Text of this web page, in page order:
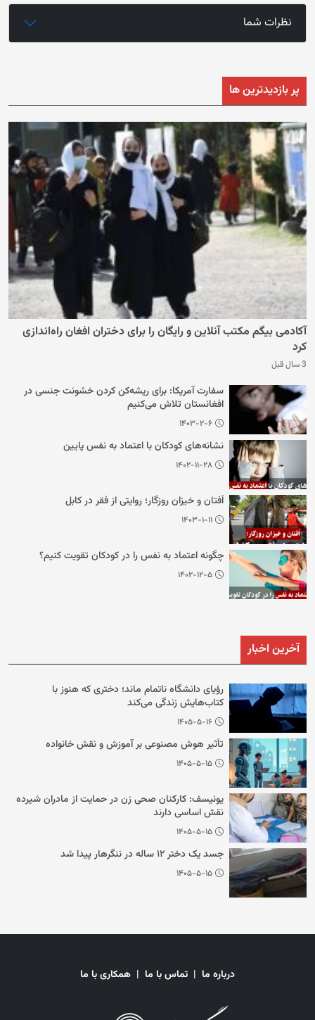
نظرات شما
پر بازدیدترین ها
آکادمی بیگم مکتب آنلاین و رایگان را برای دختران افغان راه‌اندازی
کرد
3 سال قبل
سفارت آمریکا: برای ریشه‌کن کردن خشونت جنسی در
افغانستان تلاش می‌کنیم
۱۴۰۳-۲-۶
نشانه‌های کودکان با اعتماد به نفس پایین
۱۴۰۲-۱۱-۲۸
اُفتان و خیزان روزگار؛ روایتی از فقر در کابل
۱۴۰۳-۱-۱۱
چگونه اعتماد به نفس را در کودکان تقویت کنیم؟
۱۴۰۲-۱۲-۵
آخرین اخبار
رؤیای دانشگاه ناتمام ماند؛ دختری که هنوز با
کتاب‌هایش زندگی می‌کند
۱۴۰۵-۵-۱۶
تأثیر هوش مصنوعی بر آموزش و نقش خانواده
۱۴۰۵-۵-۱۵
یونیسف: کارکنان صحی زن در حمایت از مادران شیرده
نقش اساسی دارند
۱۴۰۵-۵-۱۵
جسد یک دختر ۱۲ ساله در ننگرهار پیدا شد
۱۴۰۵-۵-۱۵
درباره ما | تماس با ما | همکاری با ما